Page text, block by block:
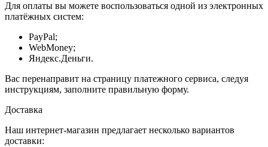
Для оплаты вы можете воспользоваться одной из электронных
платёжных систем:
PayPal;
WebMoney;
Яндекс.Деньги.
Вас перенаправит на страницу платежного сервиса, следуя
инструкциям, заполните правильную форму.
Доставка
Наш интернет-магазин предлагает несколько вариантов
доставки: